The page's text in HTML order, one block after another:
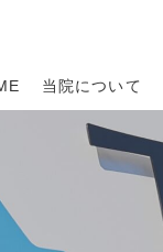
当院について